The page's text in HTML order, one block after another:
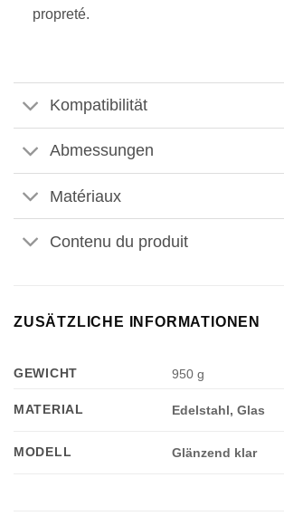
propreté.
Kompatibilität
Abmessungen
Matériaux
Contenu du produit
ZUSÄTZLICHE INFORMATIONEN
GEWICHT 950 g
MATERIAL Edelstahl, Glas
MODELL Glänzend klar
Appliquer les filtres